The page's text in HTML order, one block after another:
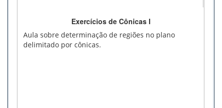
Exercícios de Cônicas I
Aula sobre determinação de regiões no plano
delimitado por cônicas.